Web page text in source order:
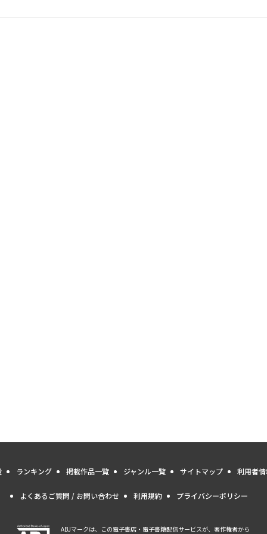
ランキング 掲載作品一覧 ジャンル一覧 サイトマップ 利用者
よくあるご質問 / お問い合わせ 利用規約 プライバシーポリシー
ABJマークは、この電子書店・電子書籍配信サービスが、著作権者から